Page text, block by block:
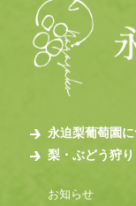
永迫梨葡萄園
梨・ぶどう狩り
お知らせ